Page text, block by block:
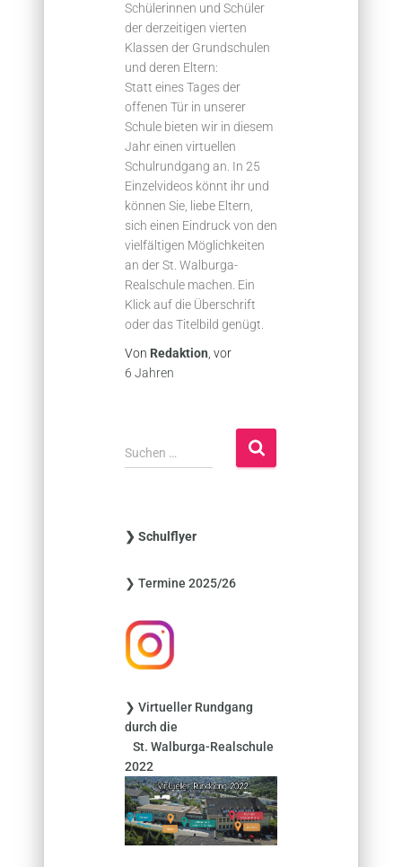
Schülerinnen und Schüler
der derzeitigen vierten
Klassen der Grundschulen
und deren Eltern:
Statt eines Tages der
offenen Tür in unserer
Schule bieten wir in diesem
Jahr einen virtuellen
Schulrundgang an. In 25
Einzelvideos könnt ihr und
können Sie, liebe Eltern,
sich einen Eindruck von den
vielfältigen Möglichkeiten
an der St. Walburga-
Realschule machen. Ein
Klick auf die Überschrift
oder das Titelbild genügt.
Von Redaktion, vor
6 Jahren
S
u
n
a
h
:
Suchen …
❯ Schulflyer
❯ Termine 2025/26
❯ Virtueller Rundgang
durch die
St. Walburga-Realschule
2022